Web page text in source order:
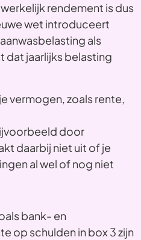
rendement is dus
wet introduceert
als
jaarlijks belasting
vermogen, zoals rente,
door
daarbij niet uit of je
al wel of nog niet
bank- en
op schulden in box 3 zijn